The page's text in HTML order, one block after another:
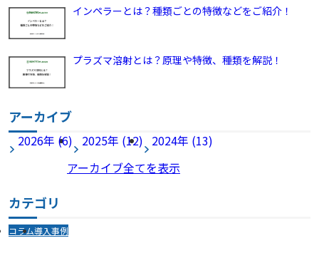
インペラーとは？種類ごとの特徴などをご紹介！
プラズマ溶射とは？原理や特徴、種類を解説！
アーカイブ
2026年 (6) 2025年 (12) 2024年 (13)
アーカイブ全てを表示
カテゴリ
コラム導入事例